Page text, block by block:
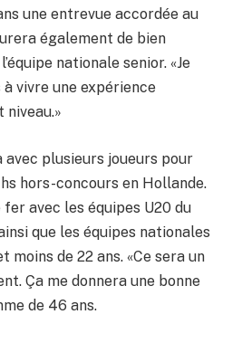
une entrevue accordée au
également de bien
nationale senior. «Je
vivre une expérience
avec plusieurs joueurs pour
hors-concours en Hollande.
avec les équipes U20 du
que les équipes nationales
moins de 22 ans. «Ce sera un
Ça me donnera une bonne
de 46 ans.